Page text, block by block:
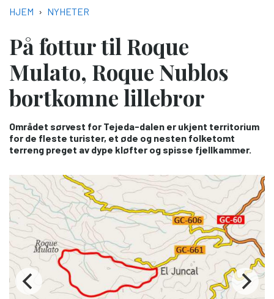
NAVIGASJONSSTI
HJEM NYHETER
På fottur til Roque
Mulato, Roque Nublos
bortkomne lillebror
Området sørvest for Tejeda-dalen er ukjent territorium
for de fleste turister, et øde og nesten folketomt
terreng preget av dype kløfter og spisse fjellkammer.